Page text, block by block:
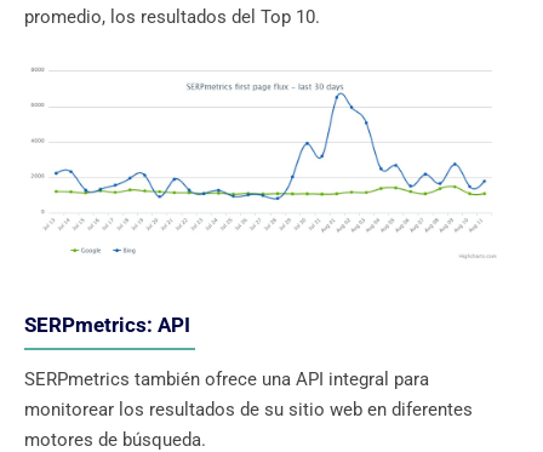
promedio, los resultados del Top 10.
SERPmetrics: API
SERPmetrics también ofrece una API integral para
monitorear los resultados de su sitio web en diferentes
motores de búsqueda.